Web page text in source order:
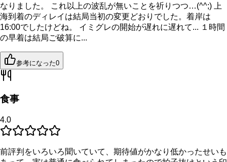
なりました。 これ以上の波乱が無いことを祈りつつ…(^^;) 上
海到着のディレイは結局当初の変更どおりでした。着岸は
16:00でしたけどね。 イミグレの開始が遅れに遅れて... １時間
の早着は結局ご破算に...
参考になった0
食事
4.0
前評判をいろいろ聞いていて、期待値がかなり低かったせいも